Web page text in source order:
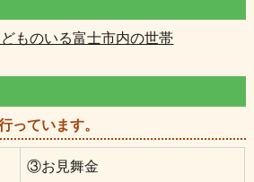
ものいる富士市内の世帯
っています。
③お見舞金